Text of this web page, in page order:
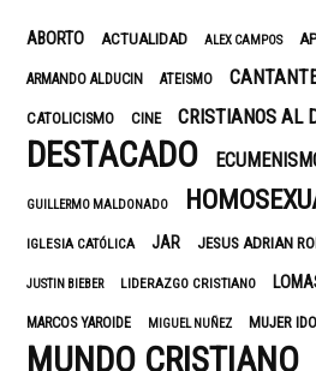
ABORTO ACTUALIDAD ALEX CAMPOS
ARMANDO ALDUCIN ATEISMO
CATOLICISMO CINE CRISTIANOS AL
DESTACADO
GUILLERMO MALDONADO
IGLESIA CATÓLICA JAR JESUS ADRIAN
JUSTIN BIEBER LIDERAZGO CRISTIANO
MARCOS YAROIDE MIGUEL NUÑEZ MUJER
MUNDO CRISTIANO